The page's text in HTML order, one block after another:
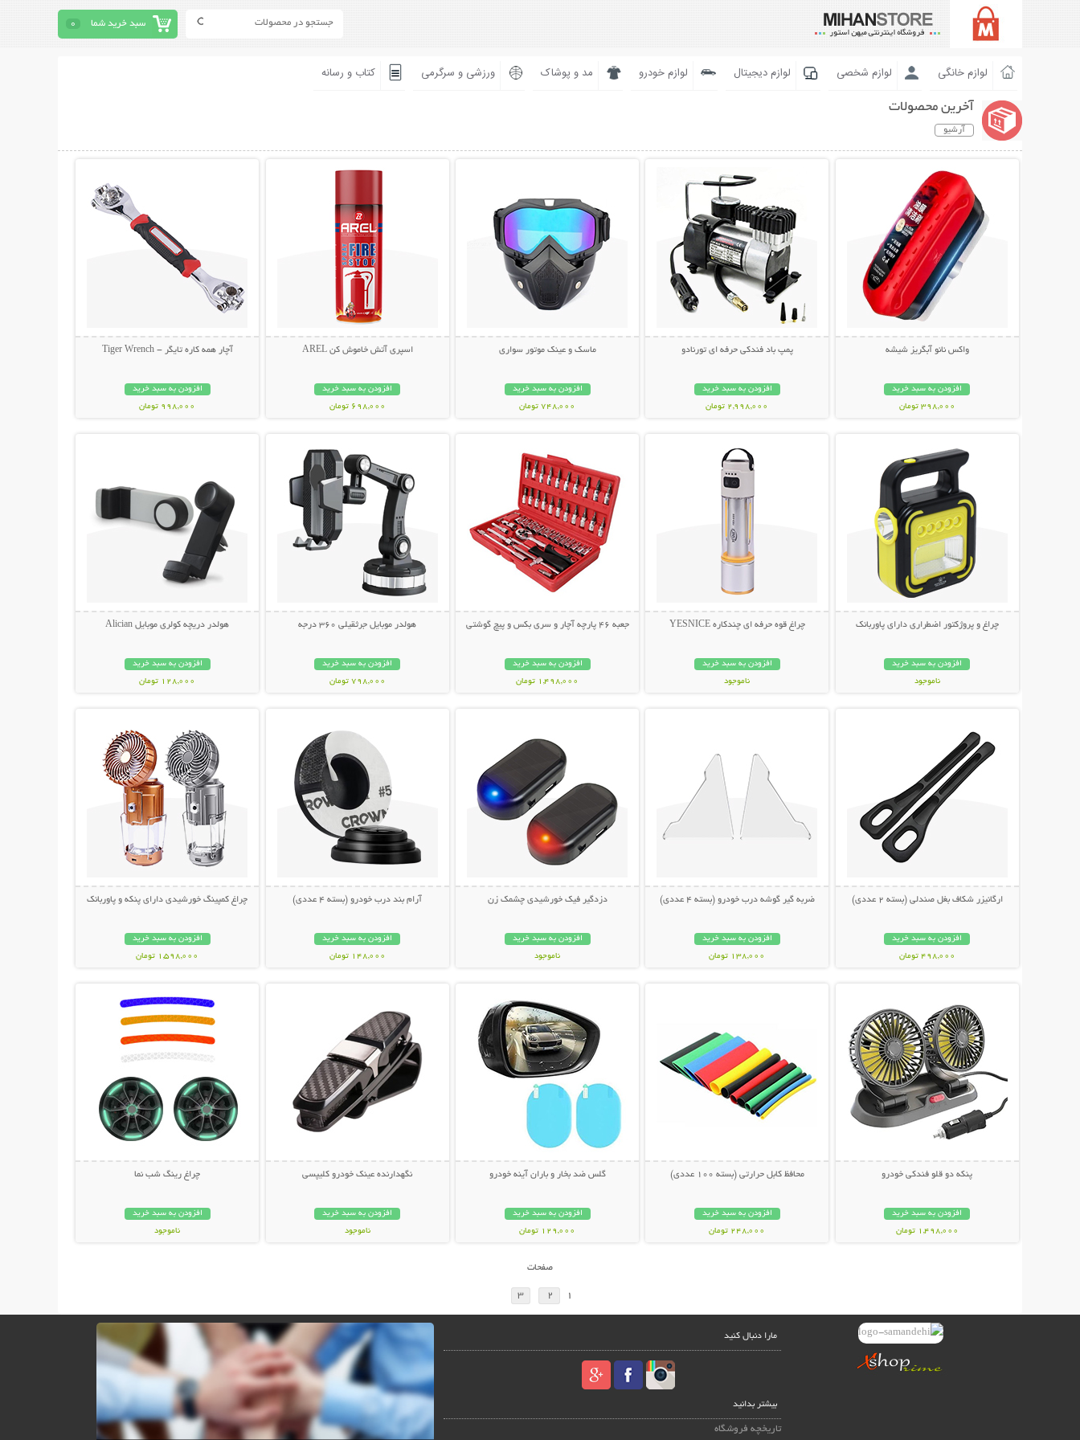
سبد خرید شما 0
لوازم خانگی لوازم شخصی لوازم دیجیتال لوازم خودرو مد و پوشاک ورزشی و سرگرمی کتاب و رسانه
آخرین محصولات
آرشیو
واکس نانو آبگریز شیشه
افزودن به سبد خرید
398,000 تومان
پمپ باد فندکی حرفه ای تورنادو
افزودن به سبد خرید
2,998,000 تومان
ماسک و عینک موتور سواری
افزودن به سبد خرید
748,000 تومان
اسپری آتش خاموش کن AREL
افزودن به سبد خرید
698,000 تومان
آچار همه کاره تایگر - Tiger Wrench
افزودن به سبد خرید
998,000 تومان
چراغ و پروژکتور اضطراری دارای پاوربانک
افزودن به سبد خرید
ناموجود
چراغ قوه حرفه ای چندکاره YESNICE
افزودن به سبد خرید
ناموجود
جعبه 46 پارچه آچار و سری بکس و پیچ گوشتی
افزودن به سبد خرید
1,498,000 تومان
هولدر موبایل جرثقیلی 360 درجه
افزودن به سبد خرید
798,000 تومان
هولدر دریچه کولری موبایل Alician
افزودن به سبد خرید
128,000 تومان
ارگانیزر شکاف بغل صندلی (بسته 2 عددی)
افزودن به سبد خرید
498,000 تومان
ضربه گیر گوشه درب خودرو (بسته 4 عددی)
افزودن به سبد خرید
138,000 تومان
دزدگیر فیک خورشیدی چشمک زن
افزودن به سبد خرید
ناموجود
آرام بند درب خودرو (بسته 4 عددی)
افزودن به سبد خرید
148,000 تومان
چراغ کمپینگ خورشیدی دارای پنکه و پاوربانک
افزودن به سبد خرید
1,598,000 تومان
پنکه دو قلو فندکی خودرو
افزودن به سبد خرید
1,498,000 تومان
محافظ کابل حرارتی (بسته 100 عددی)
افزودن به سبد خرید
248,000 تومان
گلس ضد بخار و باران آینه خودرو
افزودن به سبد خرید
129,000 تومان
نگهدارنده عینک خودرو کلیپسی
افزودن به سبد خرید
ناموجود
چراغ رینگ شب نما
افزودن به سبد خرید
ناموجود
صفحات
1
2
3
مارا دنبال کنید
بیشتر بدانید
تاریخچه فروشگاه